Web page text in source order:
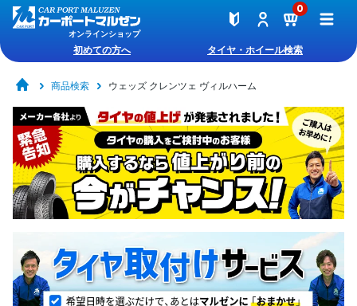
オンラインショップ
0
初めての方へ タイヤ・ホイール検索
商品検索 ウェッズ クレンツェ ヴィルハーム